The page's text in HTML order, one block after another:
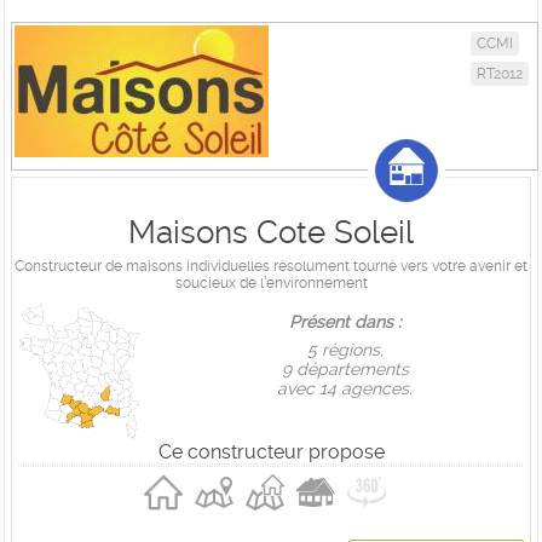
CCMI
RT2012
Maisons Cote Soleil
Constructeur de maisons individuelles résolument tourné vers votre avenir et
soucieux de l’environnement
Présent dans :
5 règions,
9 départements
avec 14 agences.
Ce constructeur propose